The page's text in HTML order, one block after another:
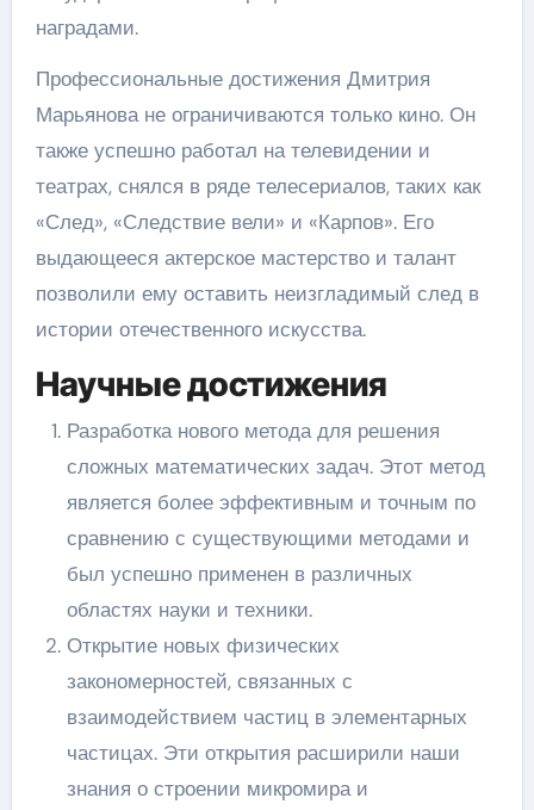
наградами.
Профессиональные достижения Дмитрия
Марьянова не ограничиваются только кино. Он
также успешно работал на телевидении и
театрах, снялся в ряде телесериалов, таких как
«След», «Следствие вели» и «Карпов». Его
выдающееся актерское мастерство и талант
позволили ему оставить неизгладимый след в
истории отечественного искусства.
Научные достижения
Разработка нового метода для решения
сложных математических задач. Этот метод
является более эффективным и точным по
сравнению с существующими методами и
был успешно применен в различных
областях науки и техники.
Открытие новых физических
закономерностей, связанных с
взаимодействием частиц в элементарных
частицах. Эти открытия расширили наши
знания о строении микромира и